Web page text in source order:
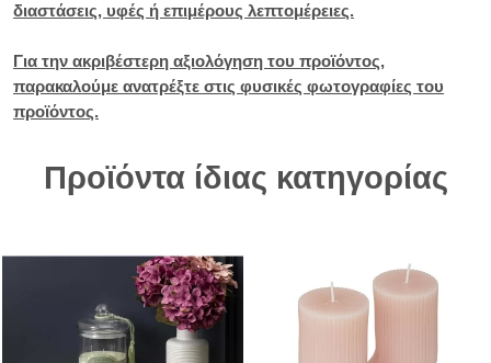
διαστάσεις, υφές ή επιμέρους λεπτομέρειες.
Για την ακριβέστερη αξιολόγηση του προϊόντος,
παρακαλούμε ανατρέξτε στις φυσικές φωτογραφίες του
προϊόντος.
Προϊόντα ίδιας κατηγορίας